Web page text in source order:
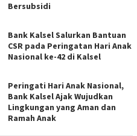
Bersubsidi
Bank Kalsel Salurkan Bantuan
CSR pada Peringatan Hari Anak
Nasional ke-42 di Kalsel
Peringati Hari Anak Nasional,
Bank Kalsel Ajak Wujudkan
Lingkungan yang Aman dan
Ramah Anak